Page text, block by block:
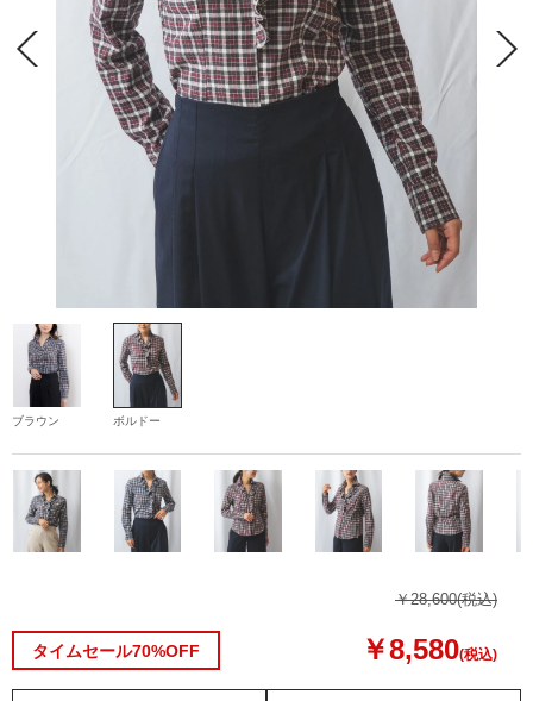
ブラウン ボルドー
￥28,600(税込)
タイムセール70%OFF ￥8,580(税込)